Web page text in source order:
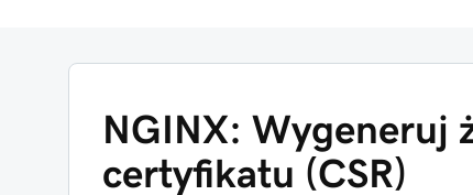
NGINX: Wygeneruj
certyfikatu (CSR)